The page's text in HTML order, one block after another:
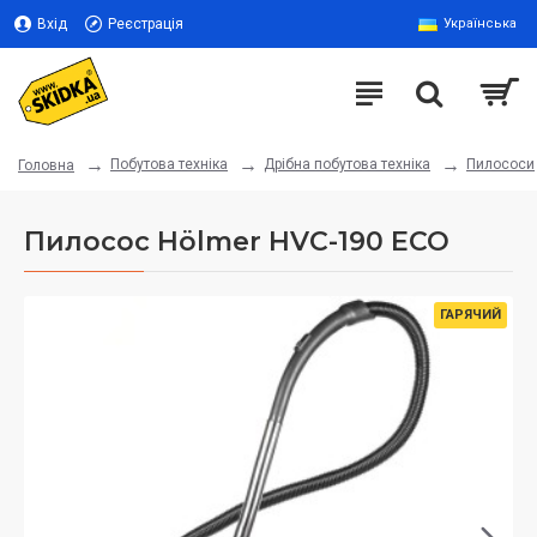
Вхід Реєстрація Українська
Головна Побутова техніка Дрібна побутова техніка Пилососи
Пилосос Hölmer HVC-190 ECO
ГАРЯЧИЙ